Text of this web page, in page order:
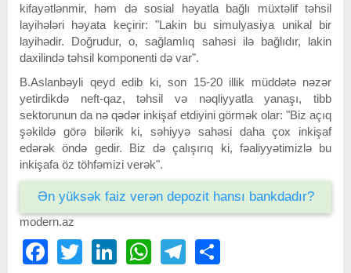
kifayətlənmir, həm də sosial həyatla bağlı müxtəlif təhsil
layihələri həyata keçirir: "Lakin bu simulyasiya unikal bir
layihədir. Doğrudur, o, sağlamlıq sahəsi ilə bağlıdır, lakin
daxilində təhsil komponenti də var".
B.Aslanbəyli qeyd edib ki, son 15-20 illik müddətə nəzər
yetirdikdə neft-qaz, təhsil və nəqliyyatla yanaşı, tibb
sektorunun da nə qədər inkişaf etdiyini görmək olar: "Biz açıq
şəkildə görə bilərik ki, səhiyyə sahəsi daha çox inkişaf
edərək öndə gedir. Biz də çalışırıq ki, fəaliyyətimizlə bu
inkişafa öz töhfəmizi verək".
Ən yüksək faiz verən depozit hansı bankdadır?
modern.az
FacebookTwitter LinkedIn WhatsAppTelegram